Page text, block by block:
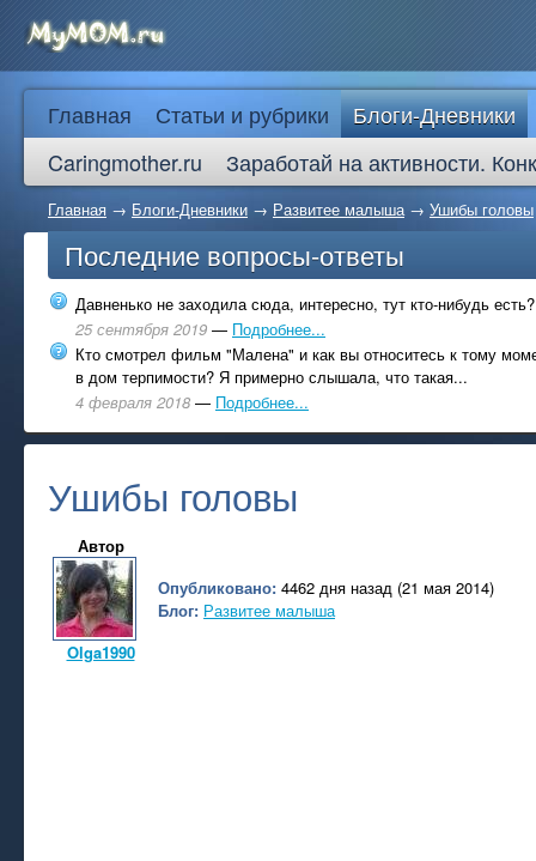
Главная Статьи и рубрики
Блоги-Дневники
Caringmother.ru
Заработай на активности.
Главная → Блоги-Дневники → Развитее малыша→ Ушибы головы
Последние вопросы-ответы
Давненько не заходила сюда, интересно, тут кто-нибудь есть?
25 сентября 2019 — Подробнее...
Кто смотрел фильм "Малена" и как вы относитесь к тому
в дом терпимости? Я примерно слышала, что такая...
4 февраля 2018 — Подробнее...
Ушибы головы
Автор
Olga1990
Опубликовано: 4462 дня назад (21 мая 2014)
Блог: Развитее малыша